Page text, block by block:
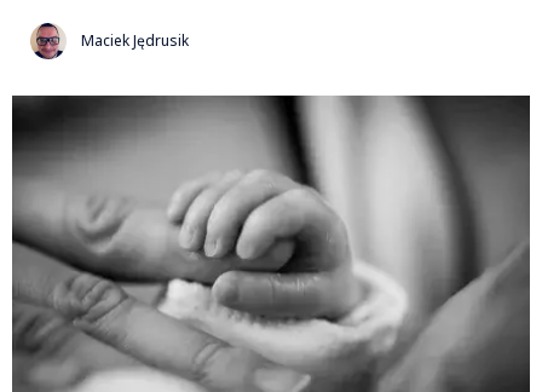
Maciek Jędrusik